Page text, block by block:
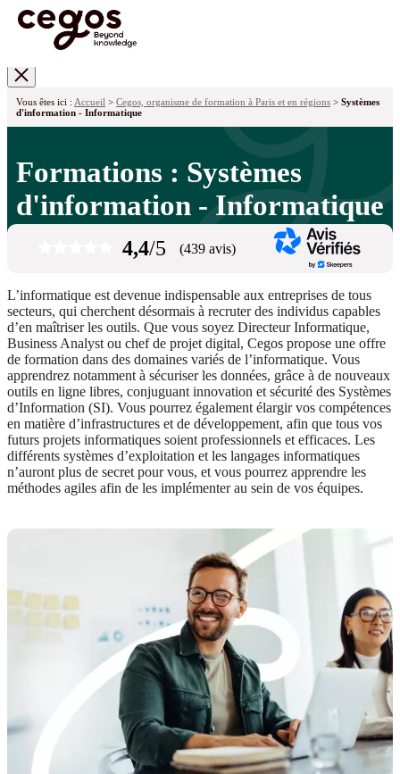
Vous êtes ici : Accueil > Cegos, organisme de formation à Paris et en régions > Systèmes
d'information - Informatique
Formations : Systèmes
d'information - Informatique
4,4/5 (439 avis)
L’informatique est devenue indispensable aux entreprises de tous
secteurs, qui cherchent désormais à recruter des individus capables
d’en maîtriser les outils. Que vous soyez Directeur Informatique,
Business Analyst ou chef de projet digital, Cegos propose une offre
de formation dans des domaines variés de l’informatique. Vous
apprendrez notamment à sécuriser les données, grâce à de nouveaux
outils en ligne libres, conjuguant innovation et sécurité des Systèmes
d’Information (SI). Vous pourrez également élargir vos compétences
en matière d’infrastructures et de développement, afin que tous vos
futurs projets informatiques soient professionnels et efficaces. Les
différents systèmes d’exploitation et les langages informatiques
n’auront plus de secret pour vous, et vous pourrez apprendre les
méthodes agiles afin de les implémenter au sein de vos équipes.